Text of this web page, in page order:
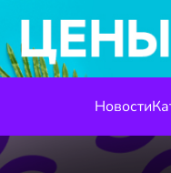
Новости